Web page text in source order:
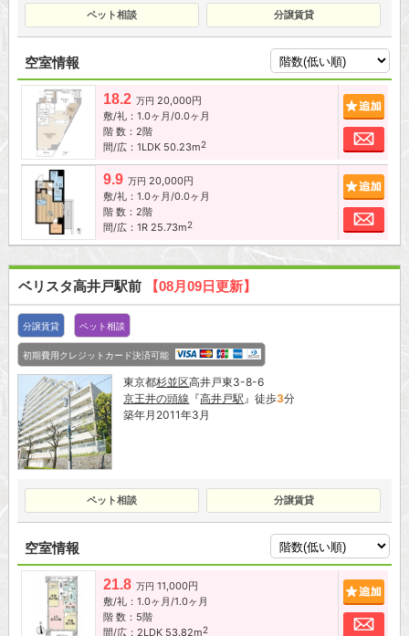
ペット相談 分譲賃貸
空室情報
18.2 万円 20,000円
敷/礼：1.0ヶ月/0.0ヶ月
階 数：2階
間/広：1LDK 50.23m2
お
9.9 万円 20,000円
敷/礼：1.0ヶ月/0.0ヶ月
階 数：2階
間/広：1R 25.73m2
お
ベリスタ高井戸駅前 【08月09日更新】
分譲賃貸 ペット相談
初期費用クレジットカード決済可能
東京都杉並区高井戸東3-8-6
京王井の頭線 『高井戸駅 』徒歩3分
築年月2011年3月
ペット相談 分譲賃貸
空室情報
21.8 万円 11,000円
敷/礼：1.0ヶ月/1.0ヶ月
階 数：5階
間/広：2LDK 53.82m2
お